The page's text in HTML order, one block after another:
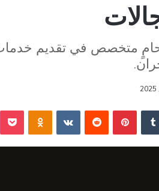
متخصص في تقديم خدمات
بينتيريست